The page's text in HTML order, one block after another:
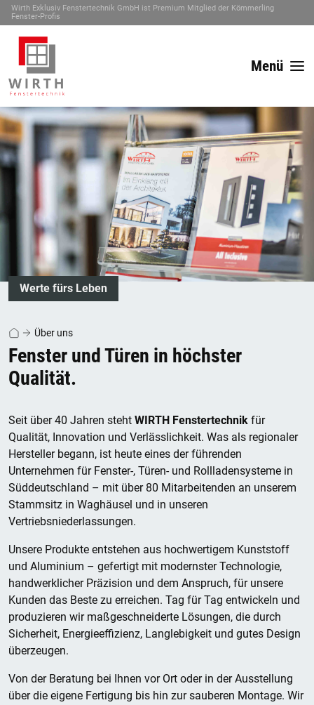
Wirth Exklusiv Fenstertechnik GmbH ist Premium Mitglied der Kömmerling
Fenster-Profis
Menü
Werte fürs Leben
Über uns
Fenster und Türen in höchster
Qualität.
Seit über 40 Jahren steht WIRTH Fenstertechnik für
Qualität, Innovation und Verlässlichkeit. Was als regionaler
Hersteller begann, ist heute eines der führenden
Unternehmen für Fenster-, Türen- und Rollladensysteme in
Süddeutschland – mit über 80 Mitarbeitenden an unserem
Stammsitz in Waghäusel und in unseren
Vertriebsniederlassungen.
Unsere Produkte entstehen aus hochwertigem Kunststoff
und Aluminium – gefertigt mit modernster Technologie,
handwerklicher Präzision und dem Anspruch, für unsere
Kunden das Beste zu erreichen. Tag für Tag entwickeln und
produzieren wir maßgeschneiderte Lösungen, die durch
Sicherheit, Energieeffizienz, Langlebigkeit und gutes Design
überzeugen.
Von der Beratung bei Ihnen vor Ort oder in der Ausstellung
über die eigene Fertigung bis hin zur sauberen Montage. Wir